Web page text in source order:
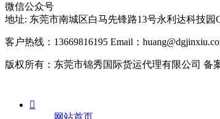
微信公众号
地址: 东莞市南城区白马先锋路13号永利达科技园
客户热线：13669816195 Email：
版权所有：东莞市锦秀国际货运代理有限公司 备

网站首页